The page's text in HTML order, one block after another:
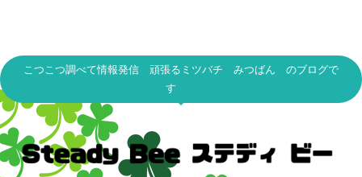
こつこつ調べて情報発信 頑張るミツバチ みつばん のブログで
す